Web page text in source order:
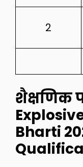
2
शैक्षणिक
Bharti